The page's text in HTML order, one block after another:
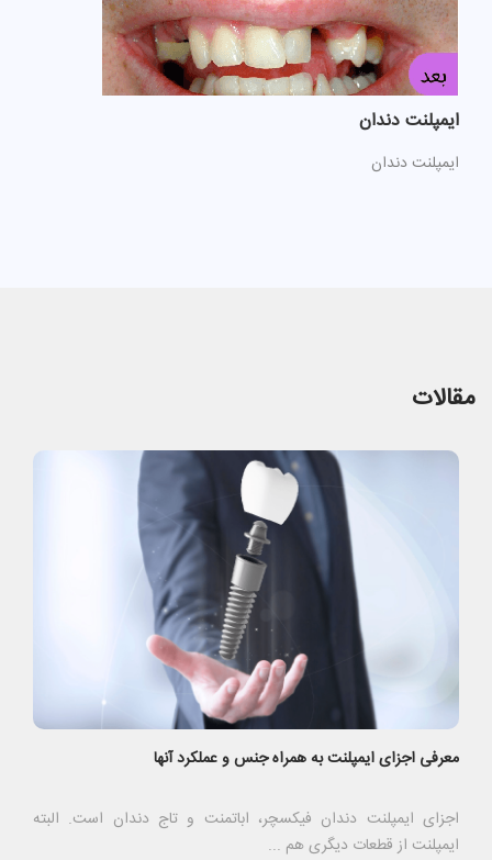
ایمپلنت دندان
ایمپلنت دندان
مقالات
معرفی اجزای ایمپلنت به همراه جنس و عملکرد آنها
اجزای ایمپلنت دندان فیکسچر، اباتمنت و تاج دندان است. البته
ایمپلنت از قطعات دیگری هم ...